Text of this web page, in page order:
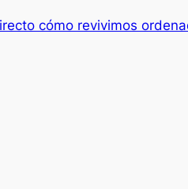
cómo revivimos